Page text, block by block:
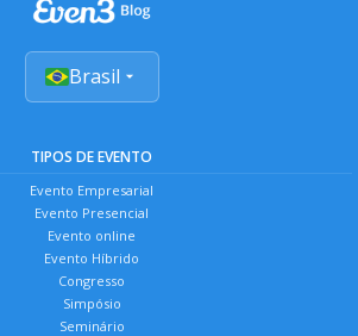
Brasil
TIPOS DE EVENTO
Evento Empresarial
Evento Presencial
Evento online
Evento Híbrido
Congresso
Simpósio
Seminário